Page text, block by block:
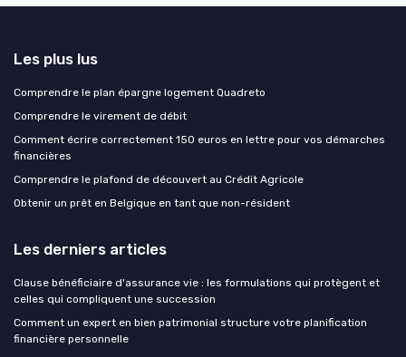
Les plus lus
Comprendre le plan épargne logement Quadreto
Comprendre le virement de débit
Comment écrire correctement 150 euros en lettre pour vos démarches
financières
Comprendre le plafond de découvert au Crédit Agricole
Obtenir un prêt en Belgique en tant que non-résident
Les derniers articles
Clause bénéficiaire d'assurance vie : les formulations qui protègent et
celles qui compliquent une succession
Comment un expert en bien patrimonial structure votre planification
financière personnelle